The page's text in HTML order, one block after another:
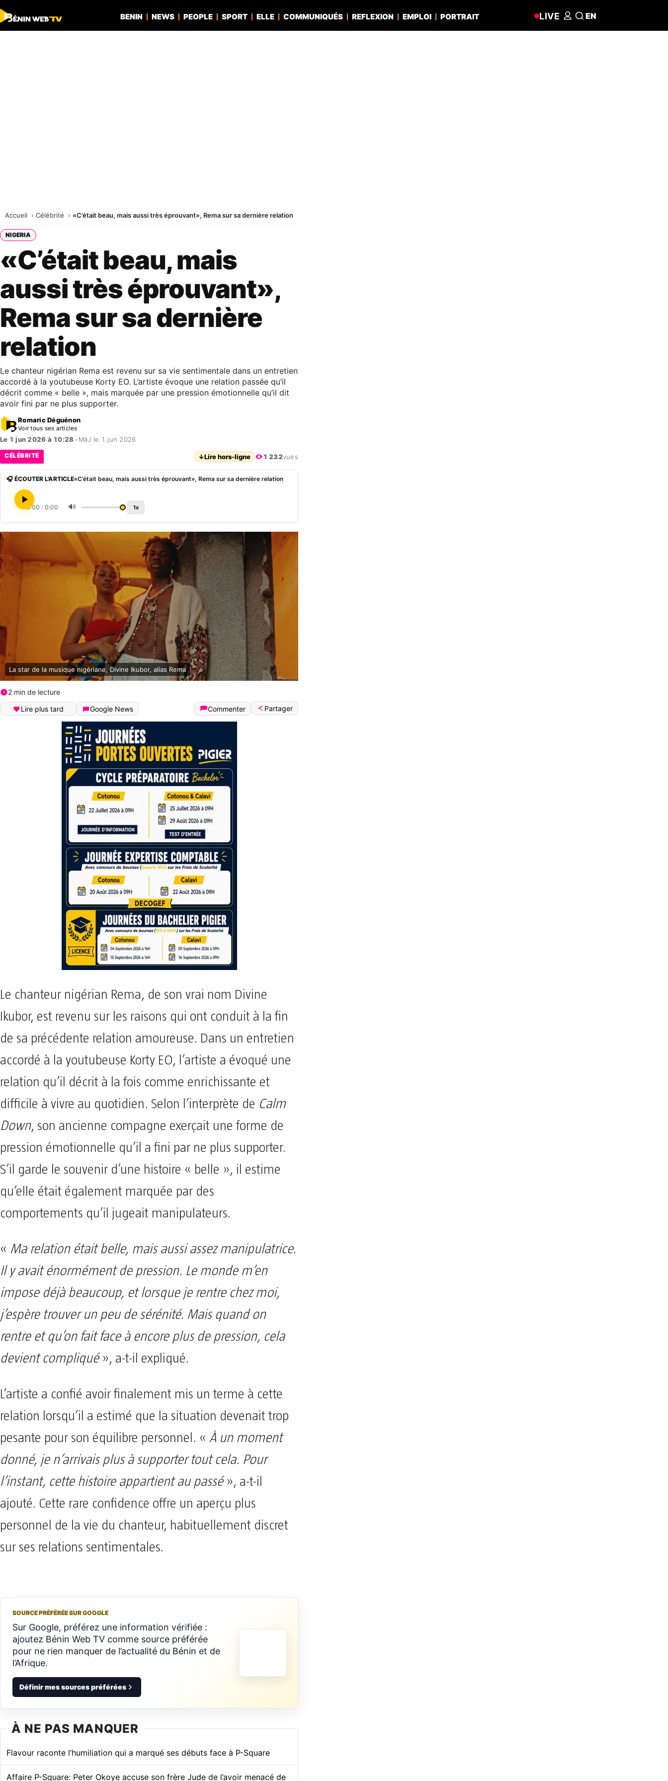
BENIN NEWS PEOPLE SPORT ELLE COMMUNIQUÉS REFLEXION EMPLOI PORTRAIT LIVE EN
Accueil Célébrité «C’était beau, mais aussi très éprouvant», Rema sur sa dernière relation
NIGERIA
«C’était beau, mais
aussi très éprouvant»,
Rema sur sa dernière
relation
Le chanteur nigérian Rema est revenu sur sa vie sentimentale dans un entretien
accordé à la youtubeuse Korty EO. L’artiste évoque une relation passée qu’il
décrit comme « belle », mais marquée par une pression émotionnelle qu’il dit
avoir fini par ne plus supporter.
Romaric Déguénon
Voir tous ses articles
Le 1 jun 2026 à 10:28 • MàJ le 1 jun 2026
CÉLÉBRITÉ ↓Lire hors-ligne 1 232vues
🎧 ÉCOUTER L'ARTICLE«C’était beau, mais aussi très éprouvant», Rema sur sa dernière relation
0:00 / 0:00 🔊 1x
La star de la musique nigériane, Divine Ikubor, alias Rema
2 min de lecture
Lire plus tard
Google News Commenter Partager
Le chanteur nigérian Rema, de son vrai nom Divine
Ikubor, est revenu sur les raisons qui ont conduit à la fin
de sa précédente relation amoureuse. Dans un entretien
accordé à la youtubeuse Korty EO, l’artiste a évoqué une
relation qu’il décrit à la fois comme enrichissante et
difficile à vivre au quotidien. Selon l’interprète de Calm
Down, son ancienne compagne exerçait une forme de
pression émotionnelle qu’il a fini par ne plus supporter.
S’il garde le souvenir d’une histoire « belle », il estime
qu’elle était également marquée par des
comportements qu’il jugeait manipulateurs.
« Ma relation était belle, mais aussi assez manipulatrice.
Il y avait énormément de pression. Le monde m’en
impose déjà beaucoup, et lorsque je rentre chez moi,
j’espère trouver un peu de sérénité. Mais quand on
rentre et qu’on fait face à encore plus de pression, cela
devient compliqué », a-t-il expliqué.
L’artiste a confié avoir finalement mis un terme à cette
relation lorsqu’il a estimé que la situation devenait trop
pesante pour son équilibre personnel. « À un moment
donné, je n’arrivais plus à supporter tout cela. Pour
l’instant, cette histoire appartient au passé», a-t-il
ajouté. Cette rare confidence offre un aperçu plus
personnel de la vie du chanteur, habituellement discret
sur ses relations sentimentales.
SOURCE PRÉFÉRÉE SUR GOOGLE
Sur Google, préférez une information vérifiée :
ajoutez Bénin Web TV comme source préférée
pour ne rien manquer de l’actualité du Bénin et de
l’Afrique.
Définir mes sources préférées
À NE PAS MANQUER
Flavour raconte l’humiliation qui a marqué ses débuts face à P-Square
Affaire P-Square: Peter Okoye accuse son frère Jude de l’avoir menacé de